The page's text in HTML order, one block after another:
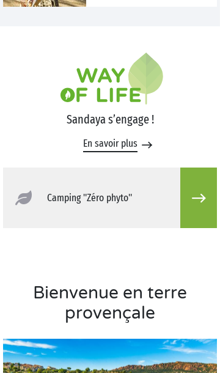
Sandaya s’engage !
En savoir plus
Camping "Zéro phyto"
Bienvenue en terre
provençale